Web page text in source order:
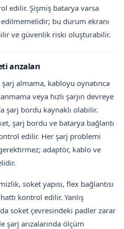
edilir. Şişmiş batarya varsa
bu durum ekranı
ve güvenlik riski oluşturabilir.
arızaları
almama, kabloyu oynatınca
veya hızlı şarjın devreye
şarj bordu kaynaklı olabilir.
şarj bordu ve batarya bağlantı
edilir. Her şarj problemi
adaptör, kablo ve
soket yapısı, flex bağlantısı
kontrol edilir. Yanlış
soket çevresindeki padler zarar
şarj arızalarında ölçüm